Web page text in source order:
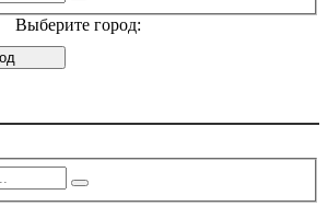
Выберите город: